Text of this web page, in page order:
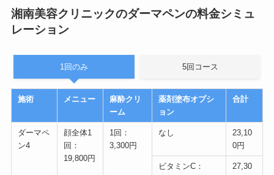
湘南美容クリニックのダーマペンの料金シミュ
レーション
1回のみ 5回コース
施術 メニュー
麻酔クリ
ーム
薬剤塗布オプシ
ョン
合計
ダーマペ
ン4
顔全体1
回：
19,800円
1回：
3,300円
なし
23,10
0円
ビタミンC：
27,30